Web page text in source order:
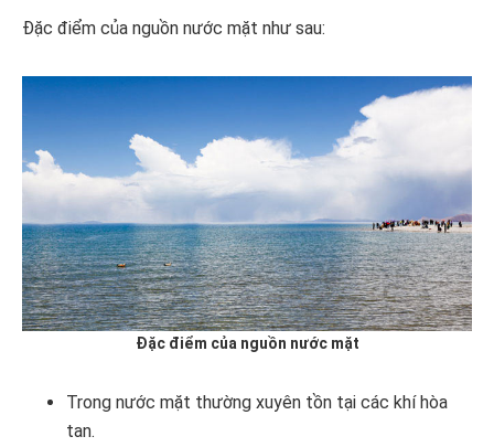
Đặc điểm của nguồn nước mặt như sau:
Đặc điểm của nguồn nước mặt
Trong nước mặt thường xuyên tồn tại các khí hòa
tan.